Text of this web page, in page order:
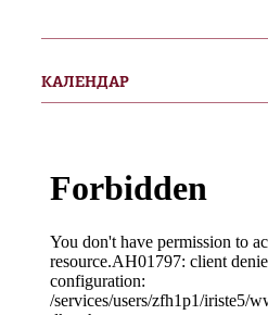
КАЛЕНДАР